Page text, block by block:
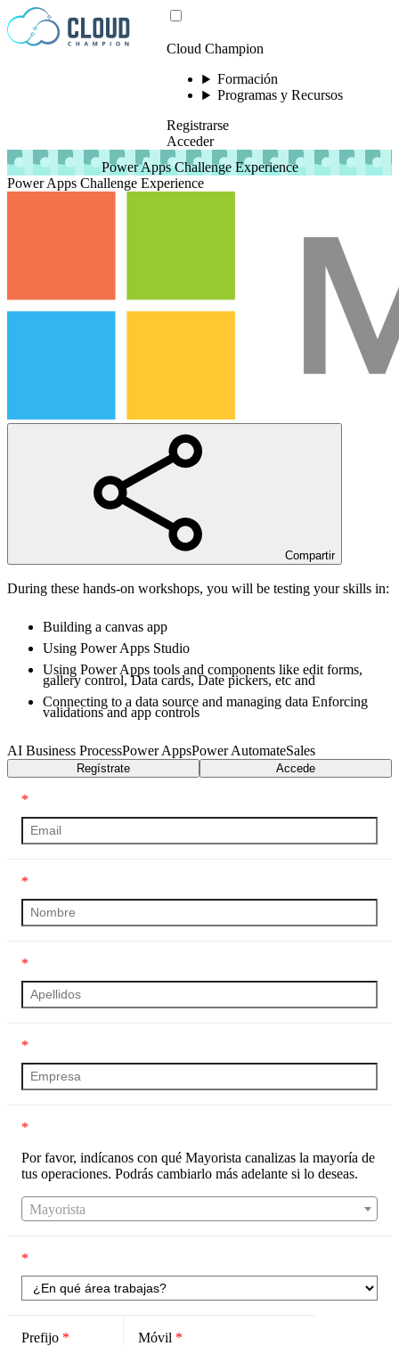
Saltar al contenido
Cloud Champion
Formación
Programas y Recursos
Registrarse
Acceder
Power Apps Challenge Experience
Power Apps Challenge Experience
Compartir
Building a canvas app
Using Power Apps Studio
Using Power Apps tools and components like edit forms,
gallery control, Data cards, Date pickers, etc and
Connecting to a data source and managing data Enforcing
validations and app controls
AI Business ProcessPower AppsPower AutomateSales
Regístrate Accede
*
*
*
*
*
Por favor, indícanos con qué Mayorista canalizas la mayoría de
tus operaciones. Podrás cambiarlo más adelante si lo deseas.
Mayorista
*
Prefijo * Móvil *